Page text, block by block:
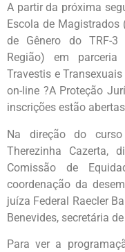
A partir da próxima
Escola de Magistrados
de Gênero do TRF-3
Região) em
Travestis e
on-line ?A Proteção
inscrições estão
Na direção do curso
Therezinha Cazerta,
Comissão de
coordenação da
juíza Federal Raecler
Benevides, secretária
Para ver a